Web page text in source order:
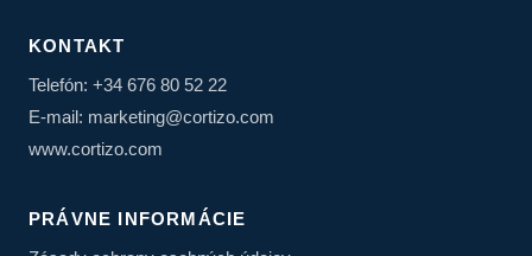
KONTAKT
Telefón: +34 676 80 52 22
E-mail: marketing@cortizo.com
www.cortizo.com
PRÁVNE INFORMÁCIE